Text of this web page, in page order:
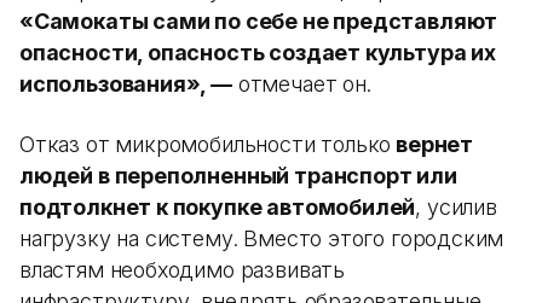
«Самокаты сами по себе не представляют
опасности, опасность создает культура их
использования», —отмечает он.
Отказ от микромобильности только вернет
людей в переполненный транспорт или
подтолкнет к покупке автомобилей, усилив
нагрузку на систему. Вместо этого городским
властям необходимо развивать